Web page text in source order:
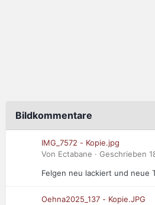
Bildkommentare
IMG_7572 - Kopie.jpg
Von Ectabane · Geschrieben
Felgen neu lackiert und neue
Oehna2025_137 - Kopie.JPG